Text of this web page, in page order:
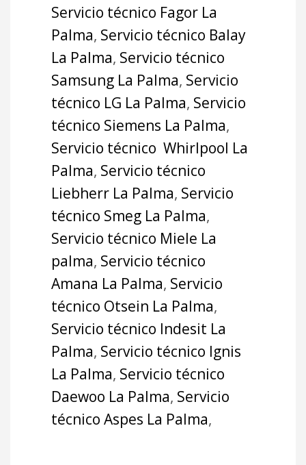
Servicio técnico Fagor La
Palma, Servicio técnico Balay
La Palma, Servicio técnico
Samsung La Palma, Servicio
técnico LG La Palma, Servicio
técnico Siemens La Palma,
Servicio técnico Whirlpool La
Palma, Servicio técnico
Liebherr La Palma, Servicio
técnico Smeg La Palma,
Servicio técnico Miele La
palma, Servicio técnico
Amana La Palma, Servicio
técnico Otsein La Palma,
Servicio técnico Indesit La
Palma, Servicio técnico Ignis
La Palma, Servicio técnico
Daewoo La Palma, Servicio
técnico Aspes La Palma,